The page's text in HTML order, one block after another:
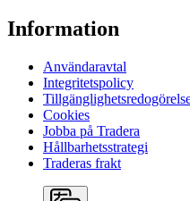
Information
Användaravtal
Integritetspolicy
Cookies
Jobba på Tradera
Hållbarhetsstrategi
Traderas frakt